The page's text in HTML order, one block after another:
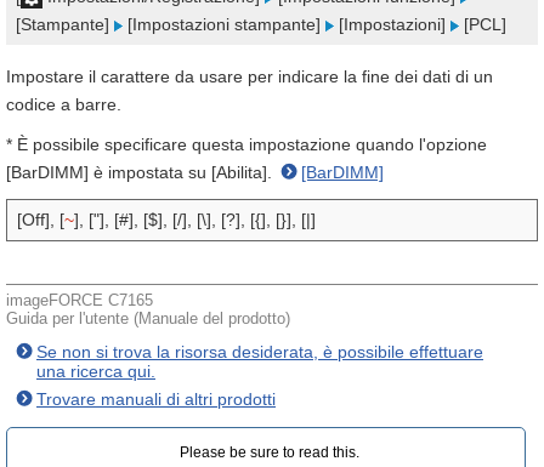
[Stampante]
[Impostazioni stampante] [Impostazioni] [PCL]
Impostare il carattere da usare per indicare la fine dei dati di un
codice a barre.
* È possibile specificare questa impostazione quando l'opzione
[BarDIMM] è impostata su [Abilita].
[BarDIMM]
[Off], [~], ["], [#], [$], [/], [\], [?], [{], [}], [|]
imageFORCE C7165
Guida per l'utente (Manuale del prodotto)
Se non si trova la risorsa desiderata, è possibile effettuare
una ricerca qui.
Trovare manuali di altri prodotti
Please be sure to read this.‎